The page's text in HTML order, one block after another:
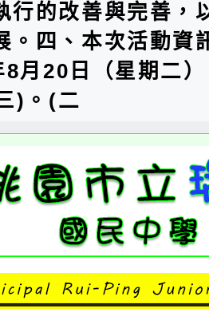
行的改善與完善，
。四、本次活動資
8月20日（星期二
)。(二